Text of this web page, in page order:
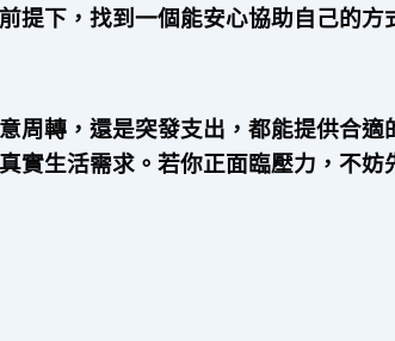
提下，找到一個能安心協助自己的方
周轉，還是突發支出，都能提供合
實生活需求。若你正面臨壓力，不